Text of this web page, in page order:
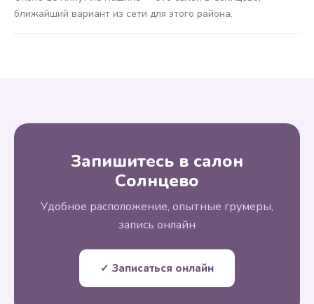
ближайший вариант из сети для этого района.
Запишитесь в салон
Солнцево
Удобное расположение, опытные грумеры,
запись онлайн
✓ Записаться онлайн